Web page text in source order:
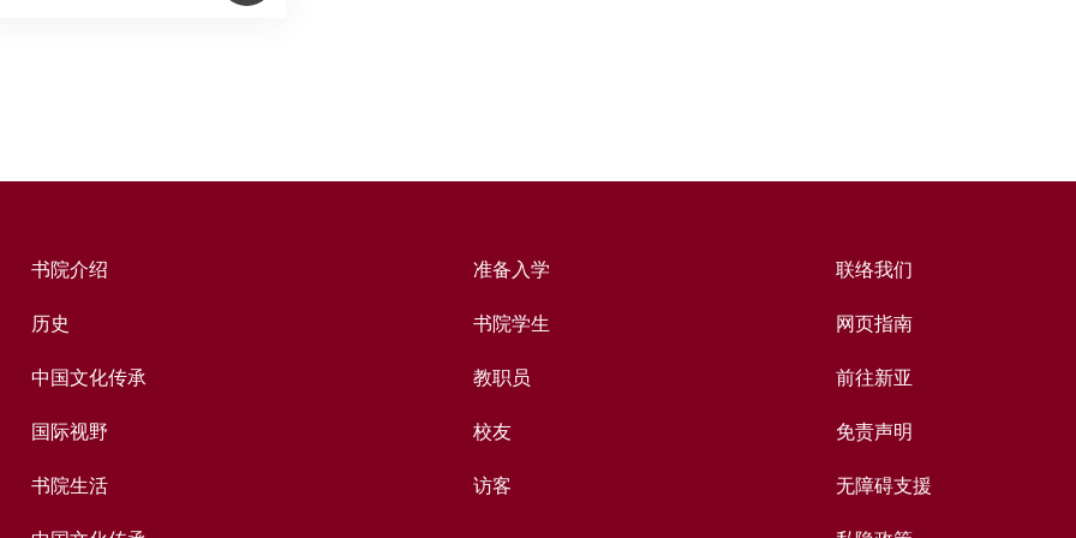
书院介绍
历史
中国文化传承
国际视野
书院生活
准备入学
书院学生
教职员
校友
访客
联络我们
网页指南
前往新亚
免责声明
无障碍支援